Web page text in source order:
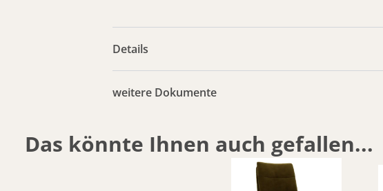
Details
weitere Dokumente
Das könnte Ihnen auch gefallen...